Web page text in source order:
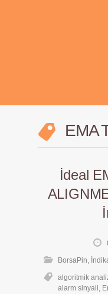
EMA
İdeal
BorsaPin,
algoritmik
alarm sinyali,